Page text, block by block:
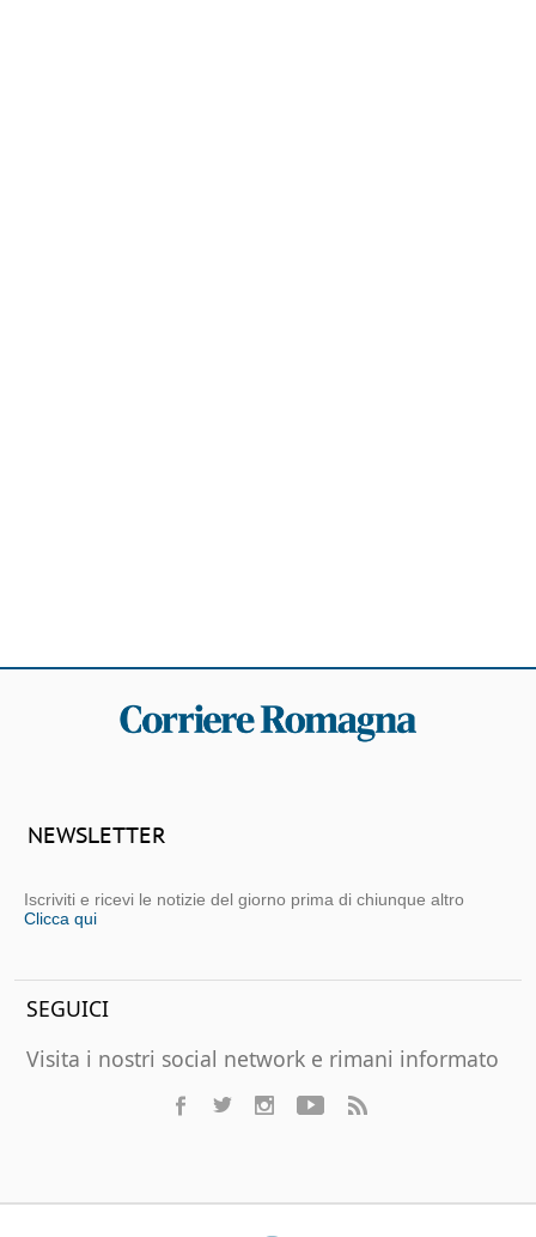
NEWSLETTER
Iscriviti e ricevi le notizie del giorno prima di chiunque altro
Clicca qui
SEGUICI
Visita i nostri social network e rimani informato